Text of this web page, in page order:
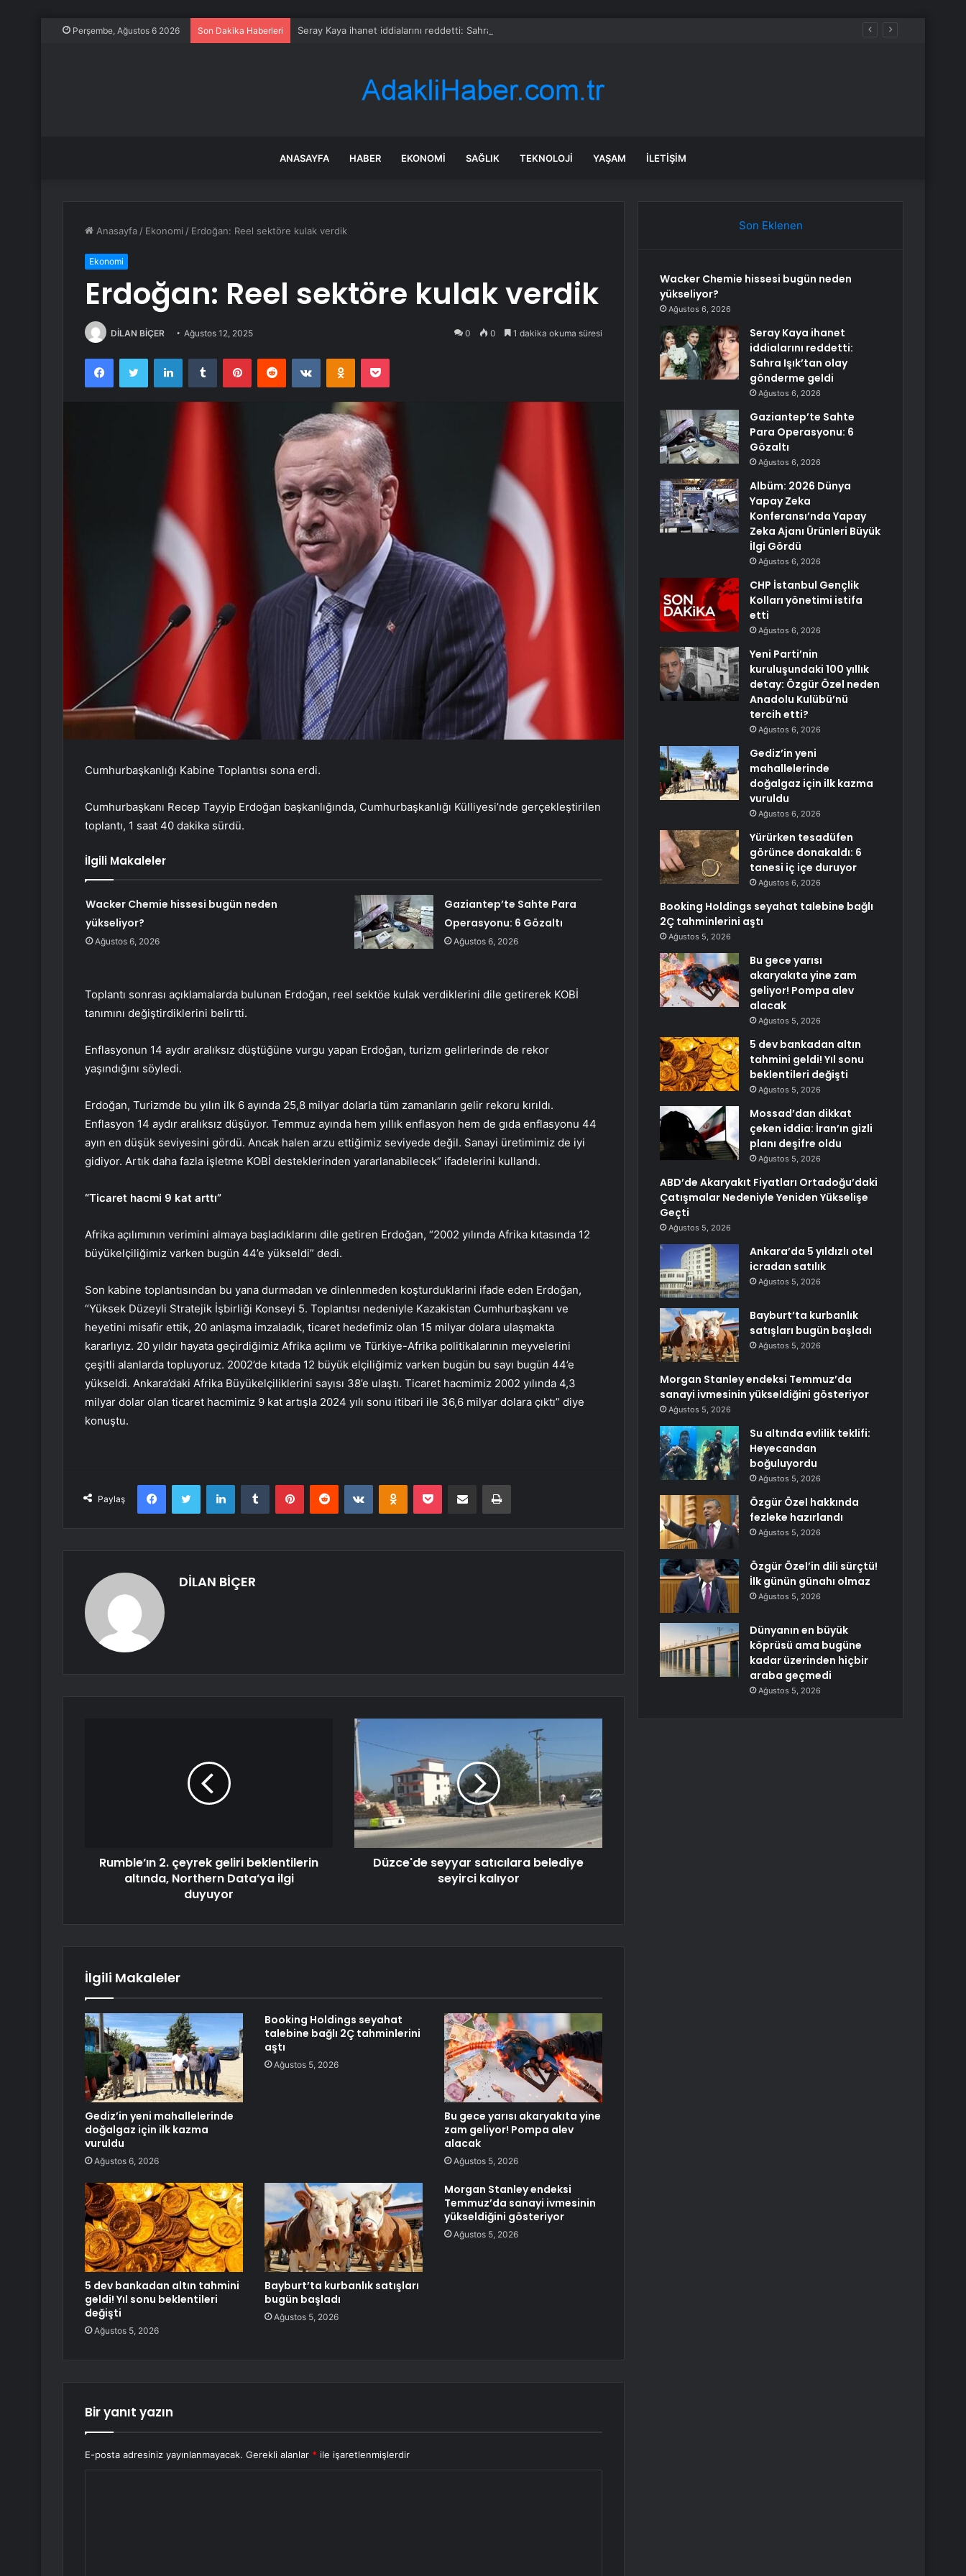
Perşembe, Ağustos 6 2026 Son Dakika Haberleri Seray Kaya ihanet iddialarını reddetti: Sahra Işık’tan olay gönderme geldi
ANASAYFA HABER EKONOMI SAĞLIK TEKNOLOJI YAŞAM İLETIŞIM
Anasayfa / Ekonomi / Erdoğan: Reel sektöre kulak verdik
Ekonomi
Erdoğan: Reel sektöre kulak verdik
DİLAN BİÇER Ağustos 12, 2025 0 0 1 dakika okuma süresi
FacebookTwitter LinkedInTumblr PinterestReddit VKontakteOdnoklassniki
Pocket
Cumhurbaşkanlığı Kabine Toplantısı sona erdi.
Cumhurbaşkanı Recep Tayyip Erdoğan başkanlığında, Cumhurbaşkanlığı Külliyesi’nde gerçekleştirilen
toplantı, 1 saat 40 dakika sürdü.
İlgili Makaleler
Wacker Chemie hissesi bugün neden
yükseliyor?
Ağustos 6, 2026
Gaziantep’te Sahte Para
Operasyonu: 6 Gözaltı
Ağustos 6, 2026
Toplantı sonrası açıklamalarda bulunan Erdoğan, reel sektöe kulak verdiklerini dile getirerek KOBİ
tanımını değiştirdiklerini belirtti.
Enflasyonun 14 aydır aralıksız düştüğüne vurgu yapan Erdoğan, turizm gelirlerinde de rekor
yaşındığını söyledi.
Erdoğan, Turizmde bu yılın ilk 6 ayında 25,8 milyar dolarla tüm zamanların gelir rekoru kırıldı.
Enflasyon 14 aydır aralıksız düşüyor. Temmuz ayında hem yıllık enflasyon hem de gıda enflasyonu 44
ayın en düşük seviyesini gördü. Ancak halen arzu ettiğimiz seviyede değil. Sanayi üretimimiz de iyi
gidiyor. Artık daha fazla işletme KOBİ desteklerinden yararlanabilecek” ifadelerini kullandı.
“Ticaret hacmi 9 kat arttı”
Afrika açılımının verimini almaya başladıklarını dile getiren Erdoğan, “2002 yılında Afrika kıtasında 12
büyükelçiliğimiz varken bugün 44’e yükseldi” dedi.
Son kabine toplantısından bu yana durmadan ve dinlenmeden koşturduklarini ifade eden Erdoğan,
“Yüksek Düzeyli Stratejik İşbirliği Konseyi 5. Toplantısı nedeniyle Kazakistan Cumhurbaşkanı ve
heyetini misafir ettik, 20 anlaşma imzaladık, ticaret hedefimiz olan 15 milyar dolara ulaşmakta
kararlıyız. 20 yıldır hayata geçirdiğimiz Afrika açılımı ve Türkiye-Afrika politikalarının meyvelerini
çeşitli alanlarda topluyoruz. 2002’de kıtada 12 büyük elçiliğimiz varken bugün bu sayı bugün 44’e
yükseldi. Ankara’daki Afrika Büyükelçiliklerini sayısı 38’e ulaştı. Ticaret hacmimiz 2002 yılında 4,3
milyar dolar olan ticaret hacmimiz 9 kat artışla 2024 yılı sonu itibari ile 36,6 milyar dolara çıktı” diye
konuştu.
Paylaş
FacebookTwitter LinkedInTumblr PinterestReddit VKontakteOdnoklassniki
Pocket E-Posta ile paylaş Yazdır
DİLAN BİÇER
Rumble’ın 2. çeyrek geliri beklentilerin
altında, Northern Data’ya ilgi
duyuyor
Düzce'de seyyar satıcılara belediye
seyirci kalıyor
İlgili Makaleler
Gediz’in yeni mahallelerinde
doğalgaz için ilk kazma
vuruldu
Ağustos 6, 2026
Booking Holdings seyahat
talebine bağlı 2Ç tahminlerini
aştı
Ağustos 5, 2026
Bu gece yarısı akaryakıta yine
zam geliyor! Pompa alev
alacak
Ağustos 5, 2026
5 dev bankadan altın tahmini
geldi! Yıl sonu beklentileri
değişti
Ağustos 5, 2026
Bayburt’ta kurbanlık satışları
bugün başladı
Ağustos 5, 2026
Morgan Stanley endeksi
Temmuz’da sanayi ivmesinin
yükseldiğini gösteriyor
Ağustos 5, 2026
Bir yanıt yazın
E-posta adresiniz yayınlanmayacak. Gerekli alanlar * ile işaretlenmişlerdir
Son Eklenen
Wacker Chemie hissesi bugün neden
yükseliyor?
Ağustos 6, 2026
Seray Kaya ihanet
iddialarını reddetti:
Sahra Işık’tan olay
gönderme geldi
Ağustos 6, 2026
Gaziantep’te Sahte
Para Operasyonu: 6
Gözaltı
Ağustos 6, 2026
Albüm: 2026 Dünya
Yapay Zeka
Konferansı’nda Yapay
Zeka Ajanı Ürünleri Büyük
İlgi Gördü
Ağustos 6, 2026
CHP İstanbul Gençlik
Kolları yönetimi istifa
etti
Ağustos 6, 2026
Yeni Parti’nin
kuruluşundaki 100 yıllık
detay: Özgür Özel neden
Anadolu Kulübü’nü
tercih etti?
Ağustos 6, 2026
Gediz’in yeni
mahallelerinde
doğalgaz için ilk kazma
vuruldu
Ağustos 6, 2026
Yürürken tesadüfen
görünce donakaldı: 6
tanesi iç içe duruyor
Ağustos 6, 2026
Booking Holdings seyahat talebine bağlı
2Ç tahminlerini aştı
Ağustos 5, 2026
Bu gece yarısı
akaryakıta yine zam
geliyor! Pompa alev
alacak
Ağustos 5, 2026
5 dev bankadan altın
tahmini geldi! Yıl sonu
beklentileri değişti
Ağustos 5, 2026
Mossad’dan dikkat
çeken iddia: İran’ın gizli
planı deşifre oldu
Ağustos 5, 2026
ABD’de Akaryakıt Fiyatları Ortadoğu’daki
Çatışmalar Nedeniyle Yeniden Yükselişe
Geçti
Ağustos 5, 2026
Ankara’da 5 yıldızlı otel
icradan satılık
Ağustos 5, 2026
Bayburt’ta kurbanlık
satışları bugün başladı
Ağustos 5, 2026
Morgan Stanley endeksi Temmuz’da
sanayi ivmesinin yükseldiğini gösteriyor
Ağustos 5, 2026
Su altında evlilik teklifi:
Heyecandan
boğuluyordu
Ağustos 5, 2026
Özgür Özel hakkında
fezleke hazırlandı
Ağustos 5, 2026
Özgür Özel’in dili sürçtü!
İlk günün günahı olmaz
Ağustos 5, 2026
Dünyanın en büyük
köprüsü ama bugüne
kadar üzerinden hiçbir
araba geçmedi
Ağustos 5, 2026